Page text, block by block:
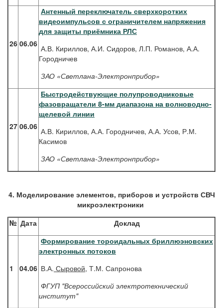
26 06.06
Антенный переключатель сверхкоротких
видеоимпульсов с ограничителем напряжения
для защиты приёмника РЛС
А.В. Кириллов, А.И. Сидоров, Л.П. Романов, А.А.
Городничев
ЗАО «Светлана-Электронприбор»
27 06.06
Быстродействующие полупроводниковые
фазовращатели 8-мм диапазона на волноводно-
щелевой линии
А.В. Кириллов, А.А. Городничев, А.А. Усов, Р.М.
Касимов
ЗАО «Светлана-Электронприбор»
4. Моделирование элементов, приборов и устройств СВЧ
микроэлектроники
№ Дата Доклад
1 04.06
Формирование тороидальных бриллюэновских
электронных потоков
В.А. Сыровой, Т.М. Сапронова
ФГУП "Всероссийский электротехнический
институт"